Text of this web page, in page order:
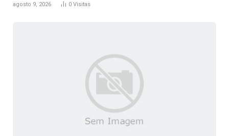
agosto 9, 2026 0 Visitas